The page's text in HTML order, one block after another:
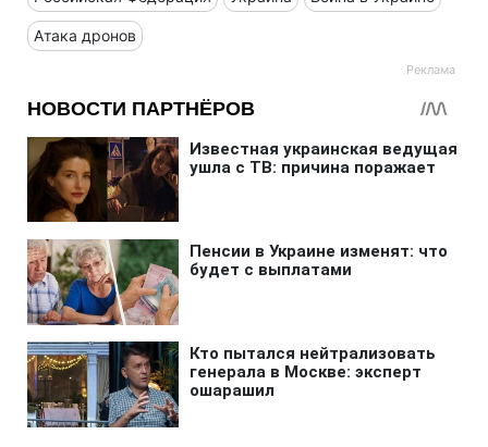
Атака дронов